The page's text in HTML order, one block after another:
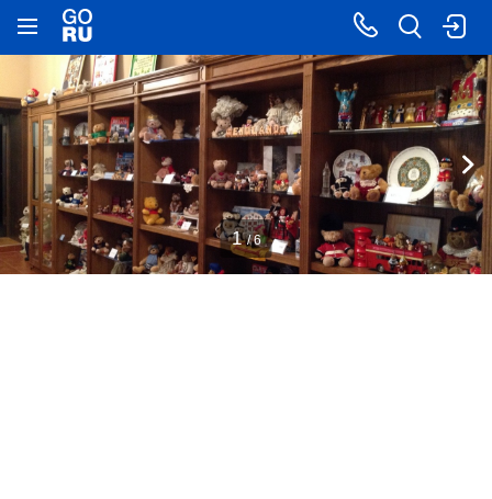
1 / 6